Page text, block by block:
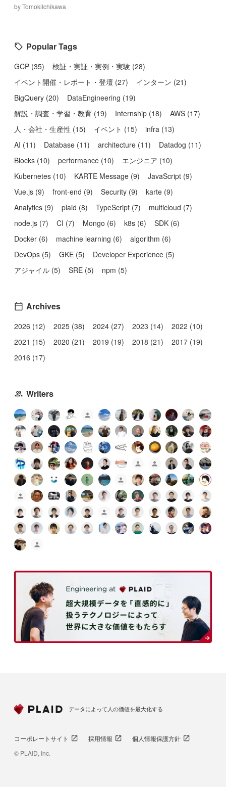
byTomokiIchikawa
Popular Tags
GCP (35) 検証・実証・実例・実験 (28)
イベント開催・レポート・登壇 (27) インターン (21)
BigQuery (20) DataEngineering (19)
解説・調査・学習・教育 (19) Internship (18) AWS (17)
人・会社・生産性 (15) イベント (15) infra (13)
AI (11) Database (11) architecture (11) Datadog (11)
Blocks (10) performance (10) エンジニア (10)
Kubernetes (10) KARTE Message (9) JavaScript (9)
Vue.js (9) front-end (9) Security (9) karte (9)
Analytics (9) plaid (8) TypeScript (7) multicloud (7)
node.js (7) CI (7) Mongo (6) k8s (6) SDK (6)
Docker (6) machine learning (6) algorithm (6)
DevOps (5) GKE (5) Developer Experience (5)
アジャイル (5) SRE (5) npm (5)
Archives
2026 (12) 2025 (38) 2024 (27) 2023 (14)
2022 (10)
2021 (15)
2020 (21) 2019 (19) 2018 (21)
2017 (19)
2016 (17)
Writers
データによって人の価値を最大化する
コーポレートサイト 採用情報
個人情報保護方針
© PLAID, Inc.